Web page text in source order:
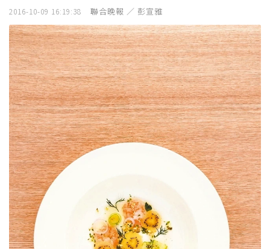
2016-10-09 16:19:38 聯合晚報 ／ 彭宣雅